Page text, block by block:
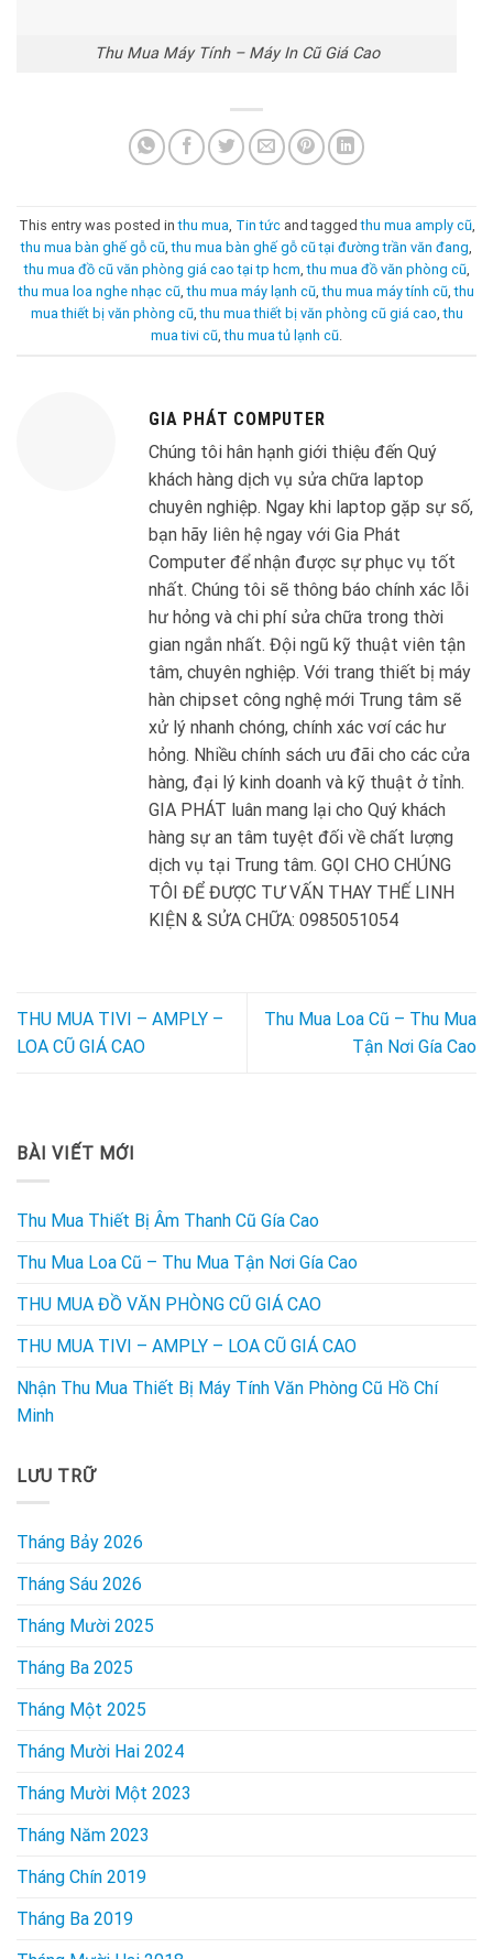
Thu Mua Máy Tính – Máy In Cũ Giá Cao
This entry was posted inthu mua Tin tứcand taggedthu mua amply cũ,
thu mua bàn ghế gỗ cũ ,thu mua bàn ghế gỗ cũ tại đường trần văn đang
thu mua đồ cũ văn phòng giá cao tại tp hcm ,thu mua đồ văn phòng cũ,
thu mua loa nghe nhạc cũ ,thu mua máy lạnh cũ ,thu mua máy tính cũ ,thu
mua thiết bị văn phòng cũ,thu mua thiết bị văn phòng cũ giá cao ,thu
mua tivi cũ ,thu mua tủ lạnh cũ
GIA PHÁT COMPUTER
Chúng tôi hân hạnh giới thiệu đến Quý
khách hàng dịch vụ sửa chữa laptop
chuyên nghiệp. Ngay khi laptop gặp sự số,
bạn hãy liên hệ ngay với Gia Phát
Computer để nhận được sự phục vụ tốt
nhất. Chúng tôi sẽ thông báo chính xác lỗi
hư hỏng và chi phí sửa chữa trong thời
gian ngắn nhất. Đội ngũ kỹ thuật viên tận
tâm, chuyên nghiệp. Với trang thiết bị máy
hàn chipset công nghệ mới Trung tâm sẽ
xử lý nhanh chóng, chính xác vơí các hư
hỏng. Nhiều chính sách ưu đãi cho các cửa
hàng, đại lý kinh doanh và kỹ thuật ở tỉnh.
GIA PHÁT luân mang lại cho Quý khách
hàng sự an tâm tuyệt đối về chất lượng
dịch vụ tại Trung tâm. GỌI CHO CHÚNG
TÔI ĐỂ ĐƯỢC TƯ VẤN THAY THẾ LINH
KIỆN & SỬA CHỮA: 0985051054
THU MUA TIVI – AMPLY –
LOA CŨ GIÁ CAO
Thu Mua Loa Cũ – Thu Mua
Tận Nơi Gía Cao
BÀI VIẾT MỚI
Thu Mua Thiết Bị Âm Thanh Cũ Gía Cao
Thu Mua Loa Cũ – Thu Mua Tận Nơi Gía Cao
THU MUA ĐỒ VĂN PHÒNG CŨ GIÁ CAO
THU MUA TIVI – AMPLY – LOA CŨ GIÁ CAO
Nhận Thu Mua Thiết Bị Máy Tính Văn Phòng Cũ Hồ Chí
Minh
LƯU TRỮ
Tháng Bảy 2026
Tháng Sáu 2026
Tháng Mười 2025
Tháng Ba 2025
Tháng Một 2025
Tháng Mười Hai 2024
Tháng Mười Một 2023
Tháng Năm 2023
Tháng Chín 2019
Tháng Ba 2019